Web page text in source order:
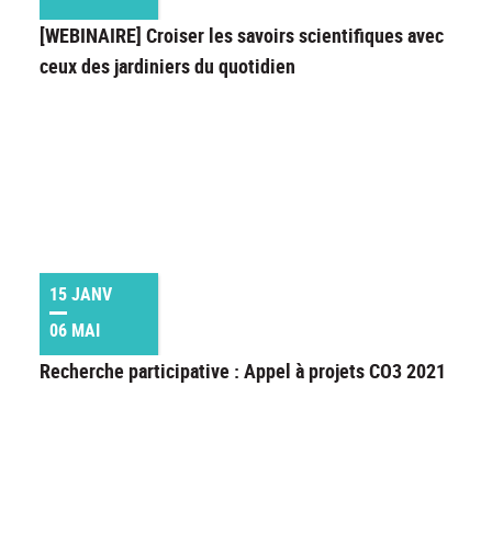
[WEBINAIRE] Croiser les savoirs scientifiques avec
ceux des jardiniers du quotidien
15 JANV
06 MAI
Recherche participative : Appel à projets CO3 2021